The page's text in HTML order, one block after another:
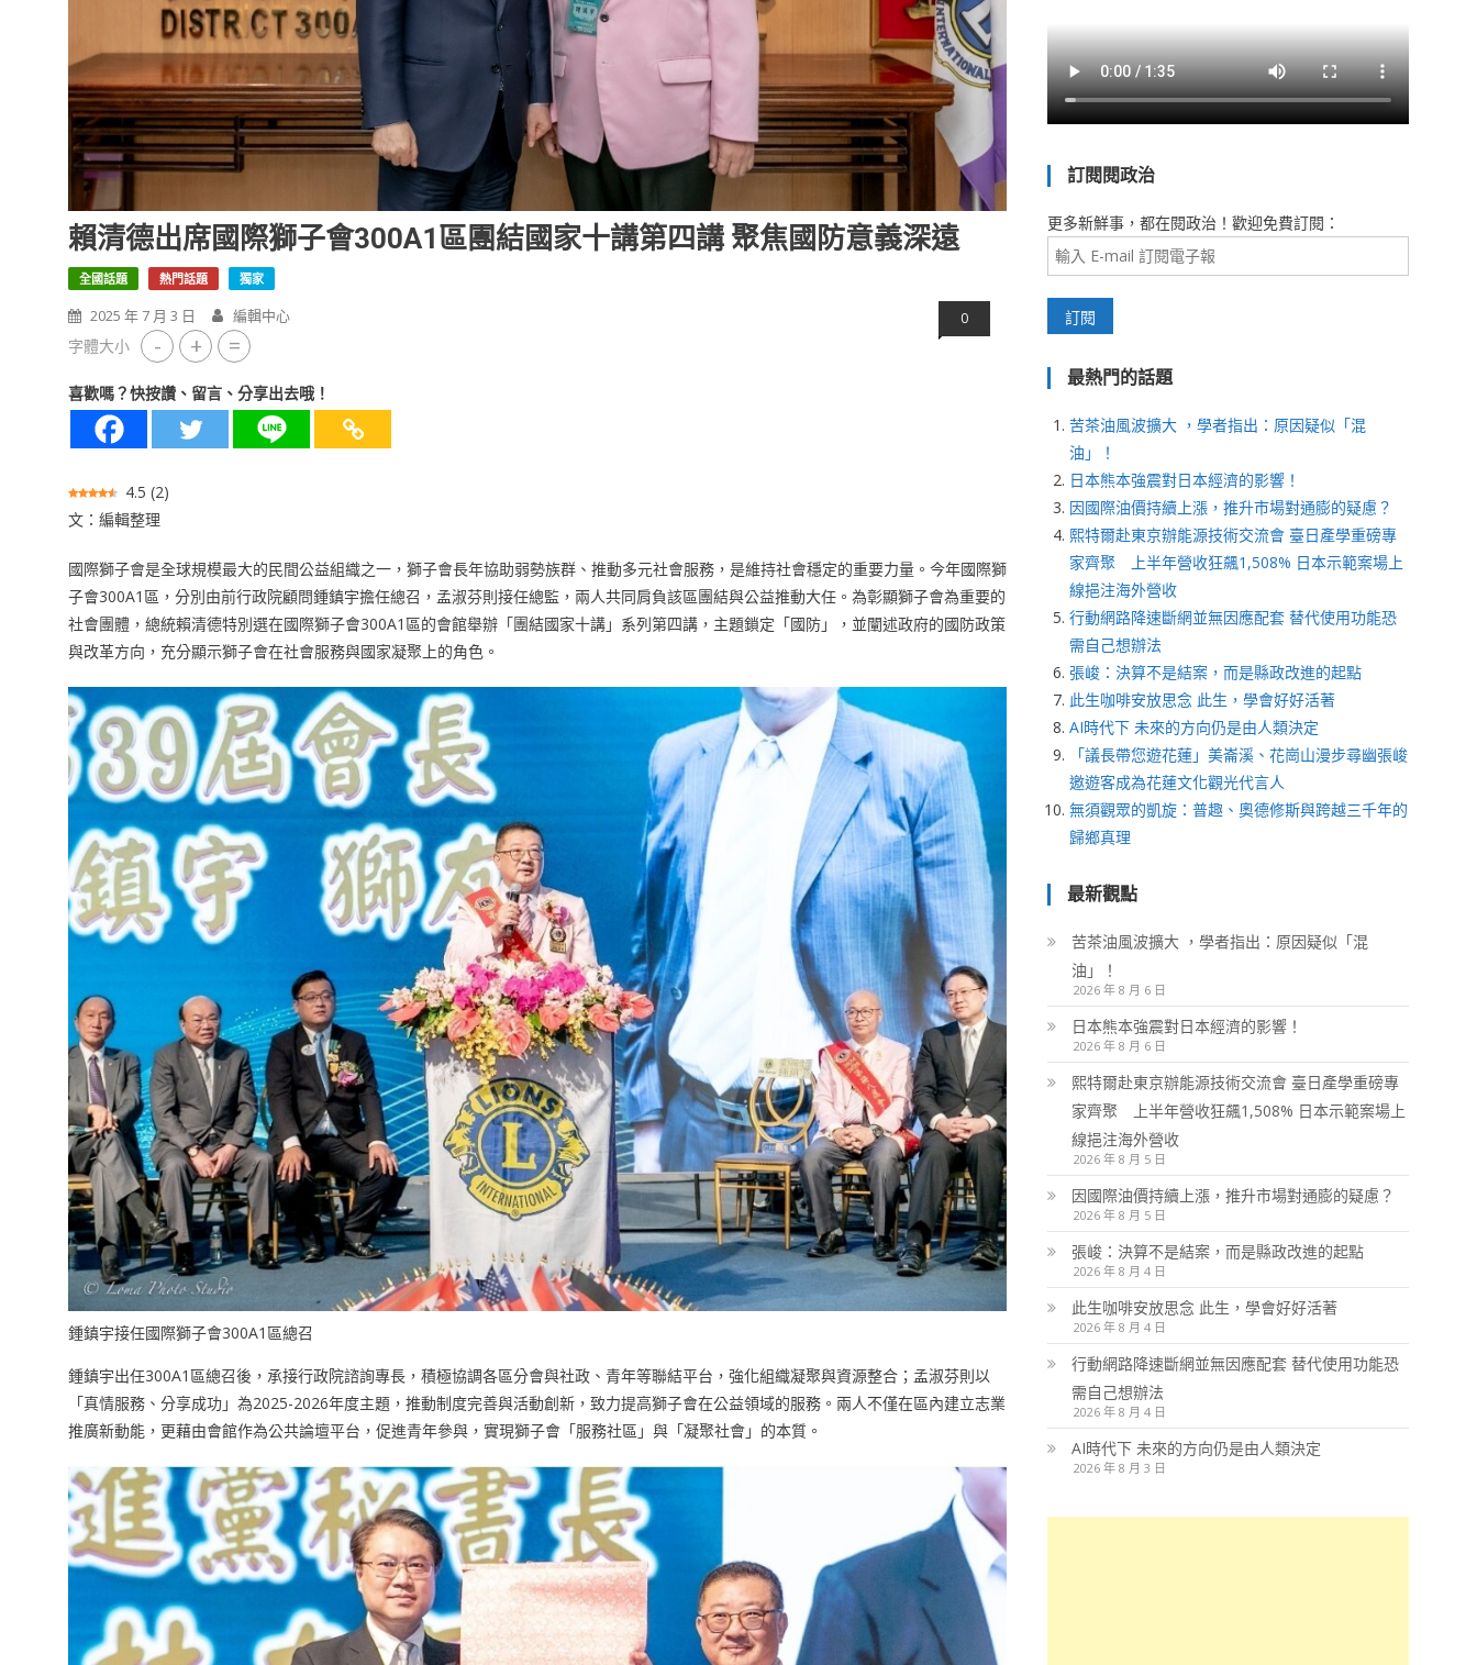
賴清德出席國際獅子會300A1區團結國家十講第四講 聚焦國防意義深遠
全國話題 熱門話題 獨家
2025 年 7 月 3 日 編輯中心 0
字體大小 - + =
喜歡嗎？快按讚、留言、分享出去哦！
4.5 (2)
文：編輯整理
國際獅子會是全球規模最大的民間公益組織之一，獅子會長年協助弱勢族群、推動多元社會服務，是維持社會穩定的重要力量。今年國際獅
子會300A1區，分別由前行政院顧問鍾鎮宇擔任總召，孟淑芬則接任總監，兩人共同肩負該區團結與公益推動大任。為彰顯獅子會為重要的
社會團體，總統賴清德特別選在國際獅子會300A1區的會館舉辦「團結國家十講」系列第四講，主題鎖定「國防」，並闡述政府的國防政策
與改革方向，充分顯示獅子會在社會服務與國家凝聚上的角色。
鍾鎮宇接任國際獅子會300A1區總召
鍾鎮宇出任300A1區總召後，承接行政院諮詢專長，積極協調各區分會與社政、青年等聯結平台，強化組織凝聚與資源整合；孟淑芬則以
「真情服務、分享成功」為2025-2026年度主題，推動制度完善與活動創新，致力提高獅子會在公益領域的服務。兩人不僅在區內建立志業
推廣新動能，更藉由會館作為公共論壇平台，促進青年參與，實現獅子會「服務社區」與「凝聚社會」的本質。
訂閱閱政治
更多新鮮事，都在閱政治！歡迎免費訂閱：
最熱門的話題
苦茶油風波擴大 ，學者指出：原因疑似「混
油」！
日本熊本強震對日本經濟的影響！
因國際油價持續上漲，推升市場對通膨的疑慮？
熙特爾赴東京辦能源技術交流會 臺日產學重磅專
家齊聚 上半年營收狂飆1,508% 日本示範案場上
線挹注海外營收
行動網路降速斷網並無因應配套 替代使用功能恐
需自己想辦法
張峻：決算不是結案，而是縣政改進的起點
此生咖啡安放思念 此生，學會好好活著
AI時代下 未來的方向仍是由人類決定
「議長帶您遊花蓮」美崙溪、花崗山漫步尋幽張峻
邀遊客成為花蓮文化觀光代言人
無須觀眾的凱旋：普趣、奧德修斯與跨越三千年的
歸鄉真理
最新觀點
苦茶油風波擴大 ，學者指出：原因疑似「混
油」！
2026 年 8 月 6 日
日本熊本強震對日本經濟的影響！
2026 年 8 月 6 日
熙特爾赴東京辦能源技術交流會 臺日產學重磅專
家齊聚 上半年營收狂飆1,508% 日本示範案場上
線挹注海外營收
2026 年 8 月 5 日
因國際油價持續上漲，推升市場對通膨的疑慮？
2026 年 8 月 5 日
張峻：決算不是結案，而是縣政改進的起點
2026 年 8 月 4 日
此生咖啡安放思念 此生，學會好好活著
2026 年 8 月 4 日
行動網路降速斷網並無因應配套 替代使用功能恐
需自己想辦法
2026 年 8 月 4 日
AI時代下 未來的方向仍是由人類決定
2026 年 8 月 3 日